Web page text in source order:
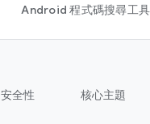
Android 程式碼搜尋工具
安全性 核心主題